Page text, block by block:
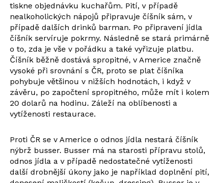
tiskne objednávku kuchařům. Pití, v případě
nealkoholických nápojů připravuje číšník sám, v
případě dalších drinků barman. Po připravení jídla
číšník servíruje pokrmy. Následně se stará primárně
o to, zda je vše v pořádku a také vyřizuje platbu.
Číšník běžně dostává spropitné, v Americe značně
vysoké při srovnání s ČR, proto se plat číšníka
pohybuje většinou v nižších hodnotách, i když v
závěru, po započtení spropitného, může mít i kolem
20 dolarů na hodinu. Záleží na oblíbenosti a
vytíženosti restaurace.
Proti ČR se v Americe o odnos jídla nestará číšník
nýbrž busser. Busser má na starosti přípravu stolů,
odnos jídla a v případě nedostatečné vytíženosti
další drobnější úkony jako je například doplnění pití,